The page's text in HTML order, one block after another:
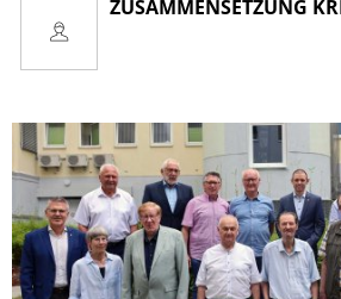
ZUSAMMENSETZUNG